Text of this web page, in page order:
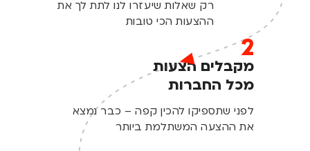
רק שאלות שיעזרו לנו לתת לך את
ההצעות הכי טובות
מקבלים הצעות
מכל החברות
לפני שתספיקו להכין קפה – כבר נמצא
את ההצעה המשתלמת ביותר